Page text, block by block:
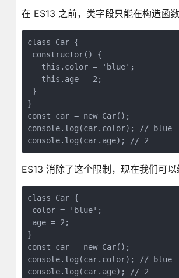
在 ES13 之前，类字段只能在构造函
class Car {
constructor() {
   this.color = 'blue';
   this.age = 2;
}
}
const car = new Car();
console.log(car.color); // blue
console.log(car.age); // 2
ES13 消除了这个限制，现在我们可以
class Car {
color = 'blue';
age = 2;
}
const car = new Car();
console.log(car.color); // blue
console.log(car.age); // 2